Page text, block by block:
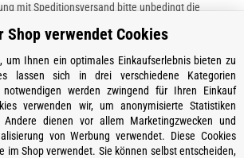
mit Speditionsversand bitte unbedingt die
Shop verwendet Cookies
um Ihnen ein optimales Einkaufserlebnis bieten zu
lassen sich in drei verschiedene Kategorien
notwendigen werden zwingend für Ihren Einkauf
verwenden wir, um anonymisierte Statistiken
dienen vor allem Marketingzwecken und
von Werbung verwendet. Diese Cookies
im Shop verwendet. Sie können selbst entscheiden,